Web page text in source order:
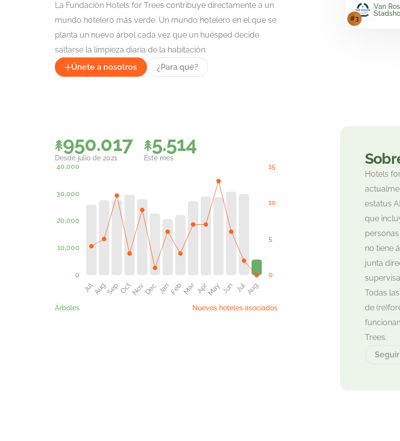
La Fundación Hotels for Trees contribuye directamente a un
mundo hotelero más verde. Un mundo hotelero en el que se
planta un nuevo árbol cada vez que un huésped decide
saltarse la limpieza diaria de la habitación.
Únete a nosotros
¿Para qué?
Van
Desde julio de 2021
989.103
Este mes
5.744
Árboles Nuevos hoteles asociados
Hotels
estatus
que
no tiene
junta
Todas
de
Trees.